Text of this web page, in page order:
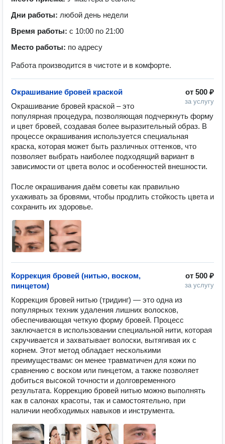
Дни работы: любой день недели
Время работы: с 10:00 по 21:00
Место работы: по адресу
Работа производится в чистоте и в комфорте.
от 500 ₽
за услугу
Окрашивание бровей краской
Окрашивание бровей краской – это
популярная процедура, позволяющая подчеркнуть форму
и цвет бровей, создавая более выразительный образ. В
процессе окрашивания используется специальная
краска, которая может быть различных оттенков, что
позволяет выбрать наиболее подходящий вариант в
зависимости от цвета волос и особенностей внешности.
После окрашивания даём советы как правильно
ухаживать за бровями, чтобы продлить стойкость цвета и
сохранить их здоровье.
от 500 ₽
за услугу
Коррекция бровей (нитью, воском,
пинцетом)
Коррекция бровей нитью (тридинг) — это одна из
популярных техник удаления лишних волосков,
обеспечивающая четкую форму бровей. Процесс
заключается в использовании специальной нити, которая
скручивается и захватывает волоски, вытягивая их с
корнем. Этот метод обладает несколькими
преимуществами: он менее травматичен для кожи по
сравнению с воском или пинцетом, а также позволяет
добиться высокой точности и долговременного
результата. Коррекцию бровей нитью можно выполнять
как в салонах красоты, так и самостоятельно, при
наличии необходимых навыков и инструмента.